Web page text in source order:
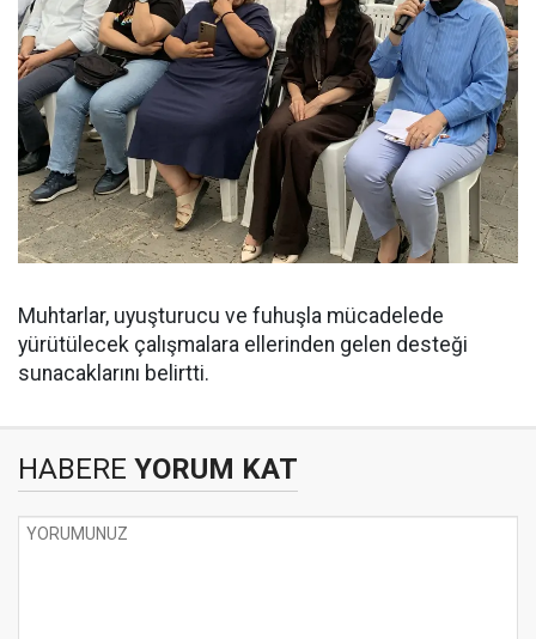
Muhtarlar, uyuşturucu ve fuhuşla mücadelede
yürütülecek çalışmalara ellerinden gelen desteği
sunacaklarını belirtti.
HABERE YORUM KAT